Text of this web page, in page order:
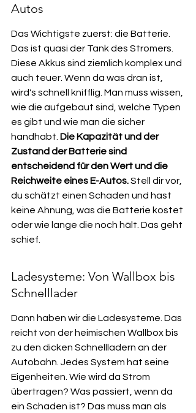
Autos
Das Wichtigste zuerst: die Batterie.
Das ist quasi der Tank des Stromers.
Diese Akkus sind ziemlich komplex und
auch teuer. Wenn da was dran ist,
wird's schnell knifflig. Man muss wissen,
wie die aufgebaut sind, welche Typen
es gibt und wie man die sicher
handhabt. Die Kapazität und der
Zustand der Batterie sind
entscheidend für den Wert und die
Reichweite eines E-Autos. Stell dir vor,
du schätzt einen Schaden und hast
keine Ahnung, was die Batterie kostet
oder wie lange die noch hält. Das geht
schief.
Ladesysteme: Von Wallbox bis
Schnelllader
Dann haben wir die Ladesysteme. Das
reicht von der heimischen Wallbox bis
zu den dicken Schnellladern an der
Autobahn. Jedes System hat seine
Eigenheiten. Wie wird da Strom
übertragen? Was passiert, wenn da
ein Schaden ist? Das muss man als